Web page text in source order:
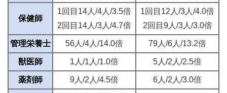
保健師
1回目14人/4人/3.5倍
2回目14人/3人/4.7倍
1回目12人/3人/4.0倍
2回目9人/3人/3.0倍
管理栄養士 56人/4人/14.0倍 79人/6人/13.2倍
獣医師 1人/1人/1.0倍 5人/2人/2.5倍
薬剤師 9人/2人/4.5倍 6人/2人/3.0倍